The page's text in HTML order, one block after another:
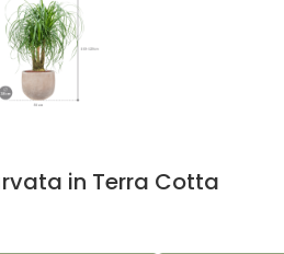
in Terra Cotta